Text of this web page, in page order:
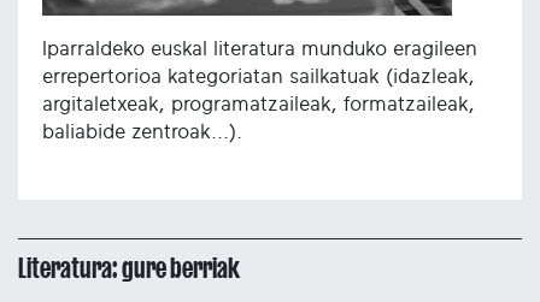
Iparraldeko euskal literatura munduko eragileen
errepertorioa kategoriatan sailkatuak (idazleak,
argitaletxeak, programatzaileak, formatzaileak,
baliabide zentroak...).
Literatura: gure berriak